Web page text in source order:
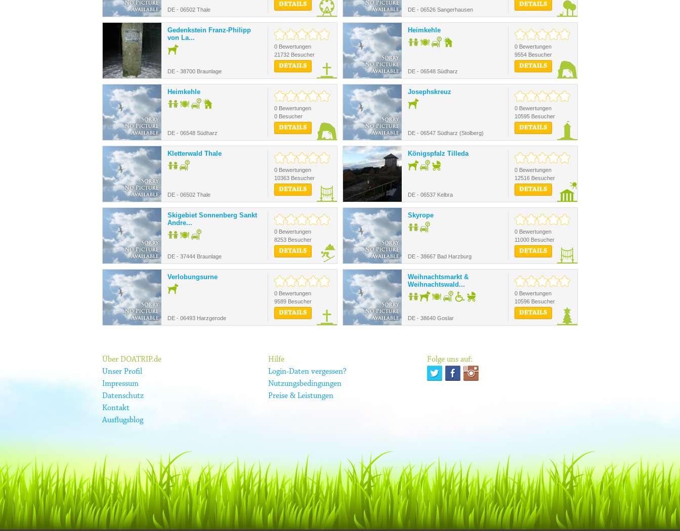
DE - 06502 Thale
DETAILS
DE - 06526 Sangerhausen
DETAILS
Gedenkstein Franz-Philipp
von La...
DE - 38700 Braunlage
0 Bewertungen
21732 Besucher
DETAILS
Heimkehle
DE - 06548 Südharz
0 Bewertungen
9554 Besucher
DETAILS
Heimkehle
DE - 06548 Südharz
0 Bewertungen
0 Besucher
DETAILS
Josephskreuz
DE - 06547 Südharz (Stolberg)
0 Bewertungen
10595 Besucher
DETAILS
Kletterwald Thale
DE - 06502 Thale
0 Bewertungen
10363 Besucher
DETAILS
Königspfalz Tilleda
DE - 06537 Kelbra
0 Bewertungen
12516 Besucher
DETAILS
Skigebiet Sonnenberg Sankt
Andre...
DE - 37444 Braunlage
0 Bewertungen
8253 Besucher
DETAILS
Skyrope
DE - 38667 Bad Harzburg
0 Bewertungen
11000 Besucher
DETAILS
Verlobungsurne
DE - 06493 Harzgerode
0 Bewertungen
9589 Besucher
DETAILS
Weihnachtsmarkt &
Weihnachtswald...
DE - 38640 Goslar
0 Bewertungen
10596 Besucher
DETAILS
Über DOATRIP.de
Unser Profil
Impressum
Datenschutz
Kontakt
Ausflugsblog
Hilfe
Login-Daten vergessen?
Nutzungsbedingungen
Preise & Leistungen
Folge uns auf: